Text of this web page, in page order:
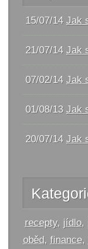
15/07/14 Jak
21/07/14 Jak
07/02/14 Jak
01/08/13 Jak
20/07/14 Jak
recepty, jídlo,
oběd, finance,